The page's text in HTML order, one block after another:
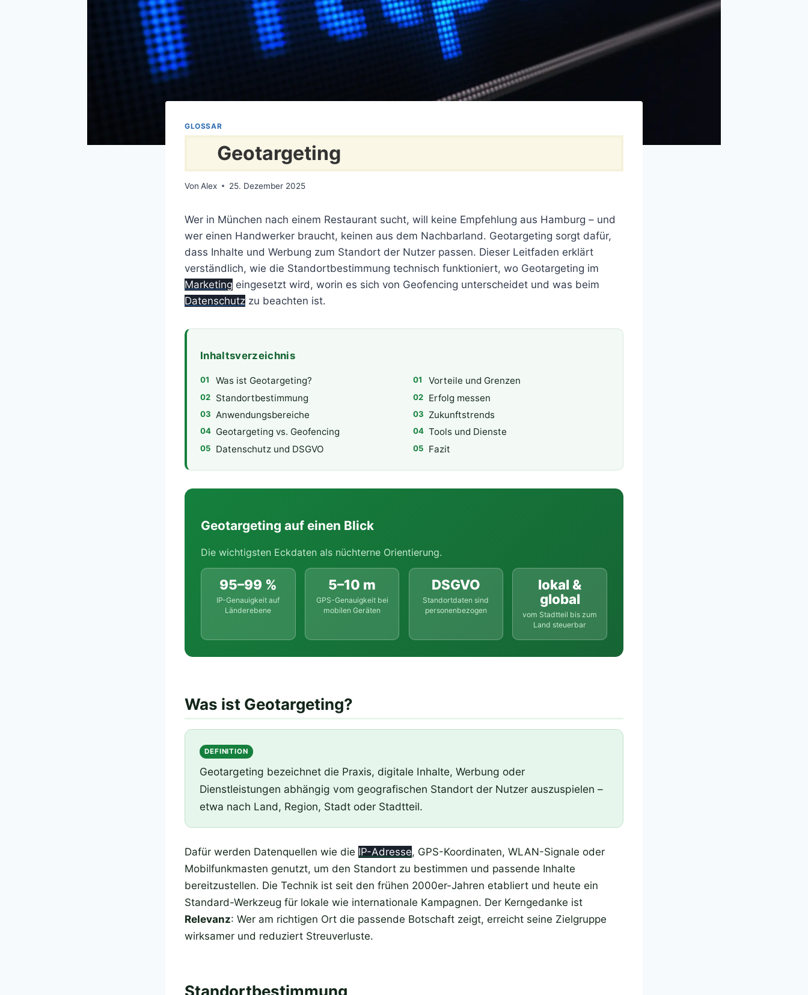
GLOSSAR
Geotargeting
Von Alex 25. Dezember 2025
Wer in München nach einem Restaurant sucht, will keine Empfehlung aus Hamburg – und
wer einen Handwerker braucht, keinen aus dem Nachbarland. Geotargeting sorgt dafür,
dass Inhalte und Werbung zum Standort der Nutzer passen. Dieser Leitfaden erklärt
verständlich, wie die Standortbestimmung technisch funktioniert, wo Geotargeting im
Marketing eingesetzt wird, worin es sich von Geofencing unterscheidet und was beim
Datenschutz zu beachten ist.
Inhaltsverzeichnis
Was ist Geotargeting?
Standortbestimmung
Anwendungsbereiche
Geotargeting vs. Geofencing
Datenschutz und DSGVO
Vorteile und Grenzen
Erfolg messen
Zukunftstrends
Tools und Dienste
Fazit
Geotargeting auf einen Blick
Die wichtigsten Eckdaten als nüchterne Orientierung.
95–99 %
IP-Genauigkeit auf
Länderebene
5–10 m
GPS-Genauigkeit bei
mobilen Geräten
DSGVO
Standortdaten sind
personenbezogen
lokal &
global
vom Stadtteil bis zum
Land steuerbar
Was ist Geotargeting?
DEFINITION
Geotargeting bezeichnet die Praxis, digitale Inhalte, Werbung oder
Dienstleistungen abhängig vom geografischen Standort der Nutzer auszuspielen –
etwa nach Land, Region, Stadt oder Stadtteil.
Dafür werden Datenquellen wie die IP-Adresse, GPS-Koordinaten, WLAN-Signale oder
Mobilfunkmasten genutzt, um den Standort zu bestimmen und passende Inhalte
bereitzustellen. Die Technik ist seit den frühen 2000er-Jahren etabliert und heute ein
Standard-Werkzeug für lokale wie internationale Kampagnen. Der Kerngedanke ist
Relevanz: Wer am richtigen Ort die passende Botschaft zeigt, erreicht seine Zielgruppe
wirksamer und reduziert Streuverluste.
Standortbestimmung